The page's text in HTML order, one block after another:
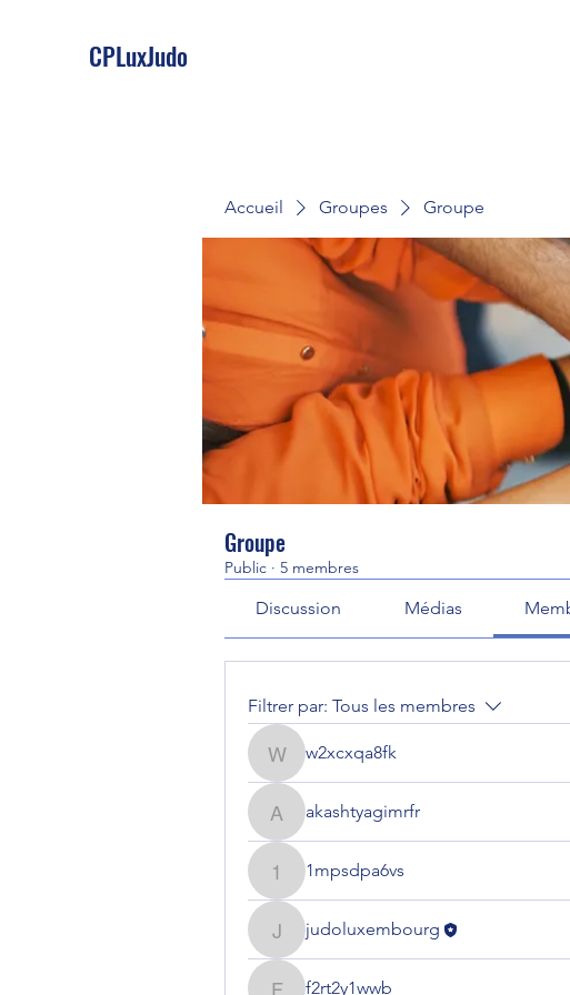
CPLuxJudo
Accueil Groupes Groupe
Groupe
Public · 5 membres
Discussion Médias
Filtrer par: Tous les membres
w2xcxqa8fk
w2xcxqa8fk
akashtyagimrfr
akashtyagimrfr
1mpsdpa6vs
1mpsdpa6vs
judoluxembourg
judoluxembourg
f2rt2y1wwb